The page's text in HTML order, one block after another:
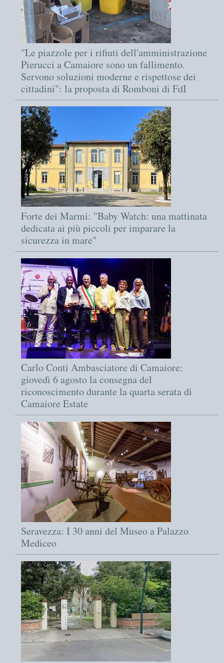
"Le piazzole per i rifiuti dell'amministrazione
Pierucci a Camaiore sono un fallimento.
Servono soluzioni moderne e rispettose dei
cittadini": la proposta di Romboni di FdI
Forte dei Marmi: "Baby Watch: una mattinata
dedicata ai più piccoli per imparare la
sicurezza in mare"
Carlo Conti Ambasciatore di Camaiore:
giovedì 6 agosto la consegna del
riconoscimento durante la quarta serata di
Camaiore Estate
Seravezza: I 30 anni del Museo a Palazzo
Mediceo